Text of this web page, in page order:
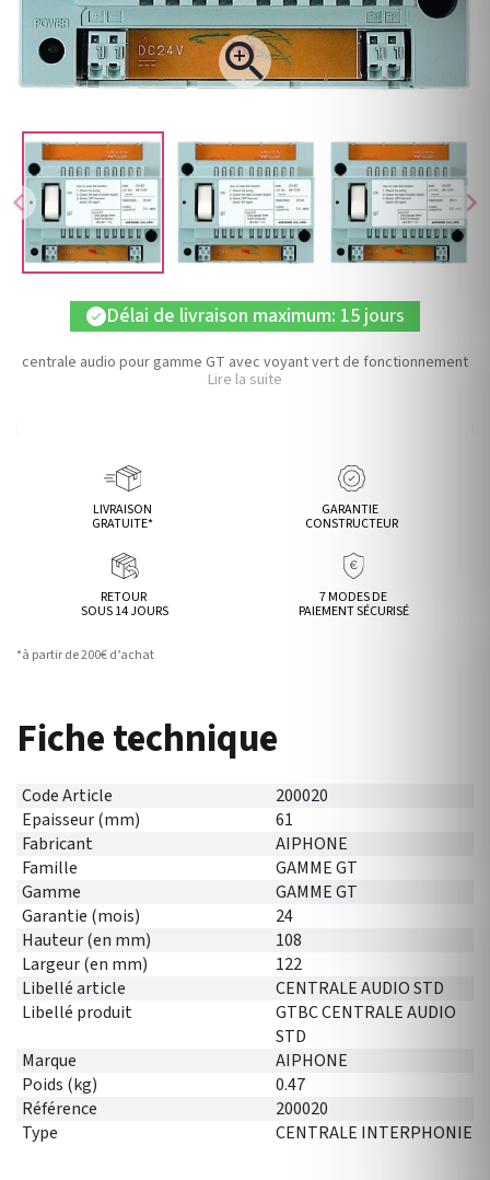
chevron_left chevron_right

check Délai de livraison maximum: 15 jours
centrale audio pour gamme GT avec voyant vert de fonctionnement
Lire la suite
LIVRAISON
GRATUITE*
GARANTIE
CONSTRUCTEUR
RETOUR
SOUS 14 JOURS
7 MODES DE
PAIEMENT SÉCURISÉ
*à partir de 200€ d’achat
Fiche technique
Code Article
200020
Epaisseur (mm)
61
Fabricant
AIPHONE
Famille
GAMME GT
Gamme
GAMME GT
Garantie (mois)
24
Hauteur (en mm)
108
Largeur (en mm)
122
Libellé article
CENTRALE AUDIO STD
Libellé produit
GTBC CENTRALE AUDIO
STD
Marque
AIPHONE
Poids (kg)
0.47
Référence
200020
Type
CENTRALE INTERPHONIE